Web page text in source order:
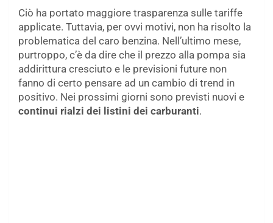
Ciò ha portato maggiore trasparenza sulle tariffe
applicate. Tuttavia, per ovvi motivi, non ha risolto la
problematica del caro benzina. Nell’ultimo mese,
purtroppo, c’è da dire che il prezzo alla pompa sia
addirittura cresciuto e le previsioni future non
fanno di certo pensare ad un cambio di trend in
positivo. Nei prossimi giorni sono previsti nuovi e
continui rialzi dei listini dei carburanti.